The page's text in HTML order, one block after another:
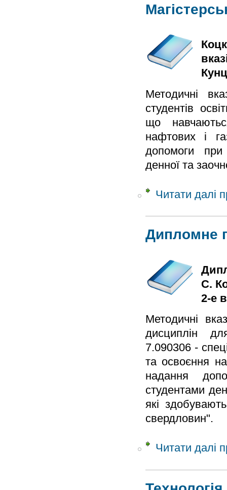
Методичні
студентів
що
нафтових і
допомоги при
денної та
Читати далі
Дипломне
С.
2-е
Методичні
дисциплін
7.090306 -
та освоєння
надання
студентами
які
свердловин".
Читати далі